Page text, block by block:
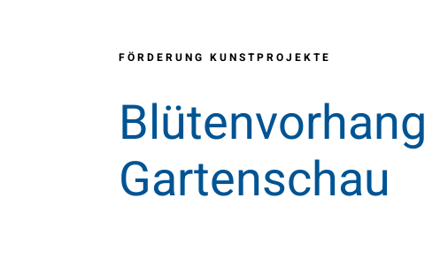
FÖRDERUNG KUNSTPROJEKTE
Gartenschau